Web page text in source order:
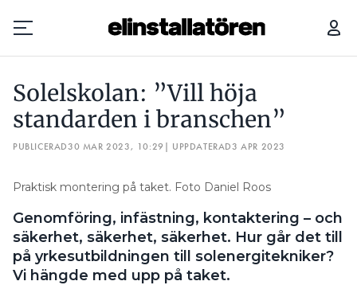
Prenumerera
Hantera prenumeration
Lediga jobb
Annonsera
Läs E-tidningen
Solelskolan: ”Vill höja
standarden i branschen”
PUBLICERAD30 MAR 2023, 10:29 | UPPDATERAD3 APR 2023
Praktisk montering på taket. Foto Daniel Roos
Genomföring, infästning, kontaktering – och
säkerhet, säkerhet, säkerhet. Hur går det till
på yrkesutbildningen till solenergitekniker?
Vi hängde med upp på taket.